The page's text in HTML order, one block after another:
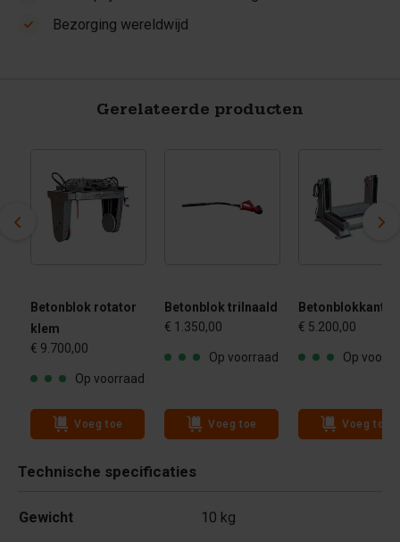
Bezorging wereldwijd
Gerelateerde producten
Betonblok rotator
klem
€ 9.700,00
Op voorraad
Voeg toe
Betonblok trilnaald
€ 1.350,00
Op voorraad
Voeg toe
€ 5.200,00
Op
Voeg toe
Technische specificaties
Gewicht 10 kg